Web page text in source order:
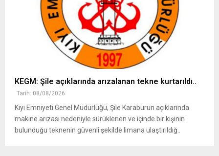
KEGM: Şile açıklarında arızalanan tekne kurtarıldı..
Tarih: 08/08/2026
Kıyı Emniyeti Genel Müdürlüğü, Şile Karaburun açıklarında
makine arızası nedeniyle sürüklenen ve içinde bir kişinin
bulunduğu teknenin güvenli şekilde limana ulaştırıldığ..